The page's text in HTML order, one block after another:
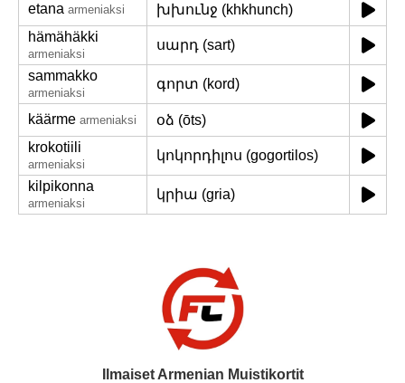
etana armeniaksi
խխունջ (khkhunch)
hämähäkki
armeniaksi
սարդ (sart)
sammakko
armeniaksi
գորտ (kord)
käärme armeniaksi
օձ (ōts)
krokotiili
armeniaksi
կոկորդիլոս (gogortilos)
kilpikonna
armeniaksi
կրիա (gria)
Ilmaiset Armenian Muistikortit